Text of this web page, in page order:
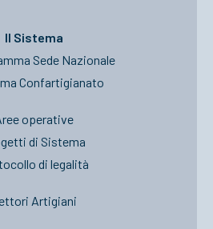
Il Sistema
Sede Nazionale
Confartigianato
operative
di Sistema
di legalità
Artigiani